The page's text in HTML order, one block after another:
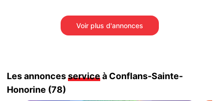
Voir plus d'annonces
Les annoncesserviceà Conflans-Sainte-
Honorine (78)